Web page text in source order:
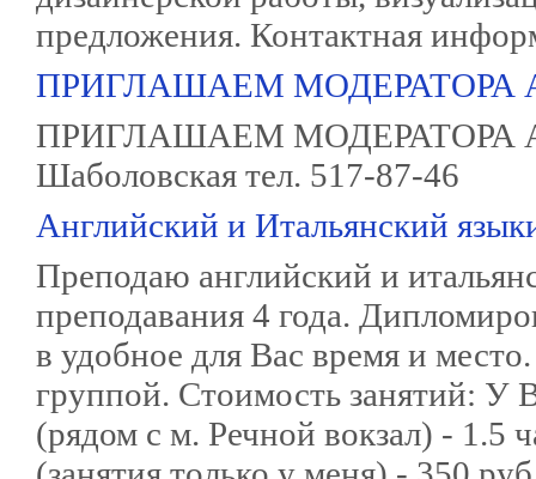
предложения. Контактная
ПРИГЛАШАЕМ МОДЕРАТОРА
ПРИГЛАШАЕМ МОДЕРАТОРА
Шаболовская тел. 517-87-46
Английский и Итальянский
Преподаю английский и
преподавания 4 года.
в удобное для Вас время и
группой. Стоимость занятий: У
(рядом с м. Речной вокзал) -